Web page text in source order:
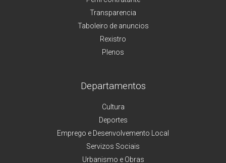
Transparencia
Taboleiro de anuncios
Rexistro
Plenos
Departamentos
Cultura
Deportes
Emprego e Desenvolvemento Local
Servizos Sociais
Urbanismo e Obras